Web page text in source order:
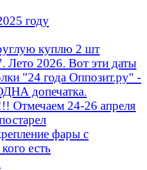
году
куплю 2 шт
Лето 2026. Вот эти даты
"24 года Оппозит.ру" -
допечатка.
Отмечаем 24-26 апреля
фары с
есть